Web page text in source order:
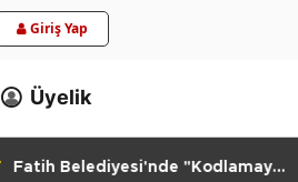
Giriş Yap
Üyelik
Fatih Belediyesi'nde "Kodlamaya